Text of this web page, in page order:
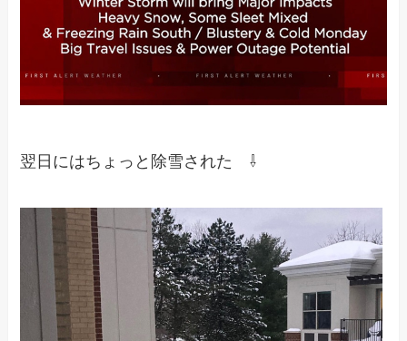
翌日にはちょっと除雪された ⇩